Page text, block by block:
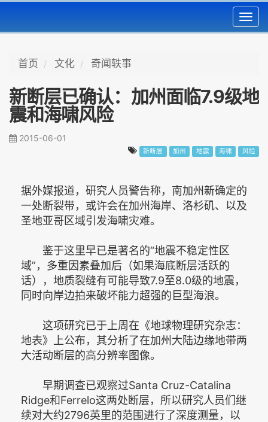
首页 文化 奇闻轶事
新断层已确认：加州面临7.9级地
震和海啸风险
2015-06-01
新断层 加州 地震 海啸 风险
据外媒报道，研究人员警告称，南加州新确定的
一处断裂带，或许会在加州海岸、洛杉矶、以及
圣地亚哥区域引发海啸灾难。
鉴于这里早已是著名的“地震不稳定性区
域”，多重因素叠加后（如果海底断层活跃的
话），地质裂缝有可能导致7.9至8.0级的地震，
同时向岸边拍来破坏能力超强的巨型海浪。
这项研究已于上周在《地球物理研究杂志：
地表》上公布，其分析了在加州大陆边缘地带两
大活动断层的高分辨率图像。
早期调查已观察过Santa Cruz-Catalina
Ridge和Ferrelo这两处断层，所以研究人员们继
续对大约2796英里的范围进行了深度测量，以